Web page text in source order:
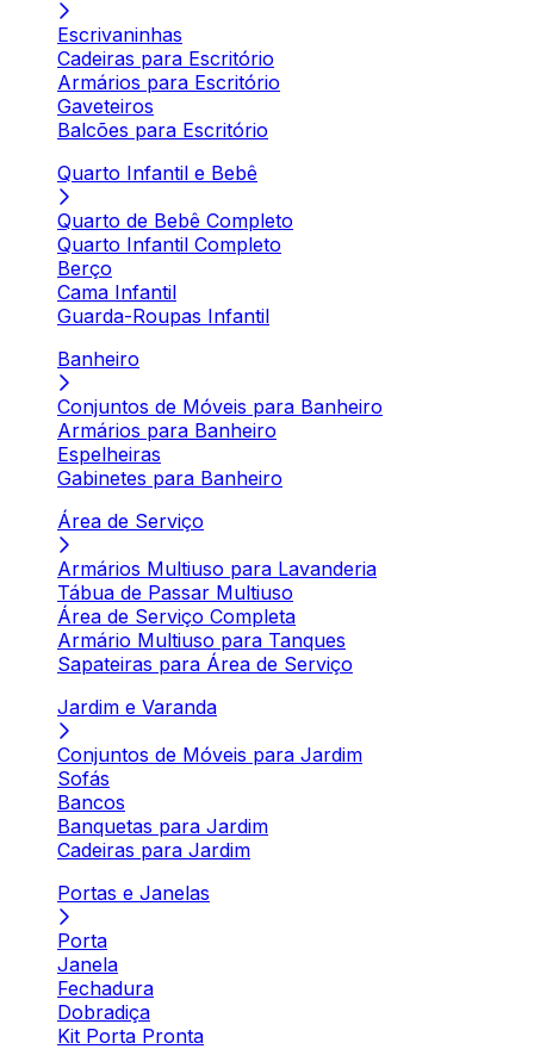
Escrivaninhas
Cadeiras para Escritório
Armários para Escritório
Gaveteiros
Balcões para Escritório
Quarto Infantil e Bebê
Quarto de Bebê Completo
Quarto Infantil Completo
Berço
Cama Infantil
Guarda-Roupas Infantil
Banheiro
Conjuntos de Móveis para Banheiro
Armários para Banheiro
Espelheiras
Gabinetes para Banheiro
Área de Serviço
Armários Multiuso para Lavanderia
Tábua de Passar Multiuso
Área de Serviço Completa
Armário Multiuso para Tanques
Sapateiras para Área de Serviço
Jardim e Varanda
Conjuntos de Móveis para Jardim
Sofás
Bancos
Banquetas para Jardim
Cadeiras para Jardim
Portas e Janelas
Porta
Janela
Fechadura
Dobradiça
Kit Porta Pronta